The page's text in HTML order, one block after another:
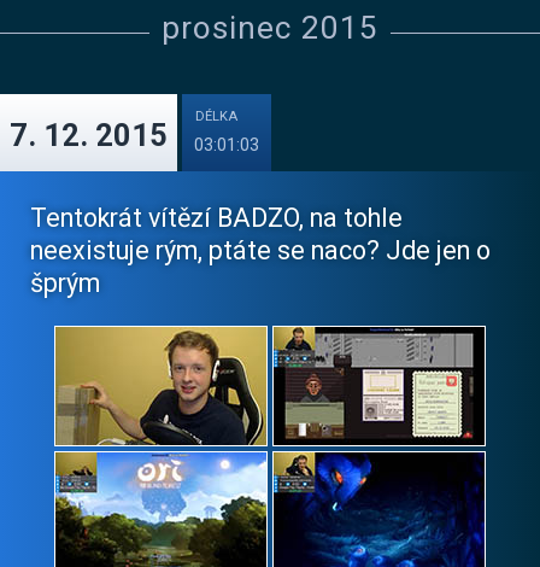
prosinec 2015
7. 12. 2015
DÉLKA
03:01:03
Tentokrát vítězí BADZO, na tohle
neexistuje rým, ptáte se naco? Jde jen o
šprým